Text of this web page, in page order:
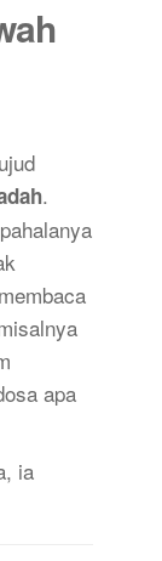
.
apa
ia